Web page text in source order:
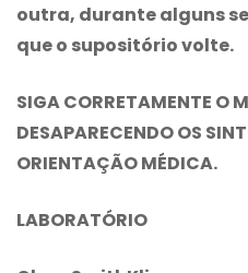
outra, durante alguns
que o supositório volte.
SIGA CORRETAMENTE O
DESAPARECENDO OS
ORIENTAÇÃO MÉDICA.
LABORATÓRIO